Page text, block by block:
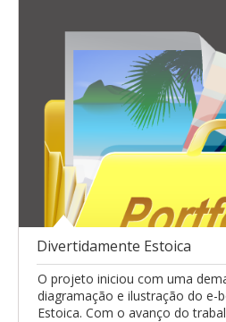
Divertidamente Estoica
O projeto iniciou com uma
diagramação e ilustração do e-
Estoica. Com o avanço do